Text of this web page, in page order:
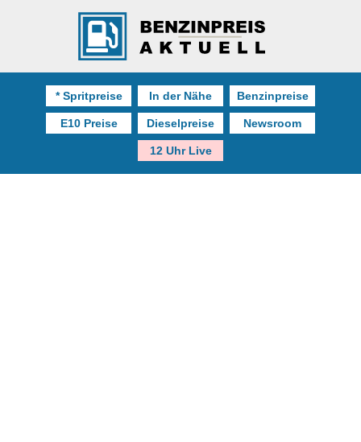
* Spritpreise In der Nähe Benzinpreise
E10 Preise Dieselpreise Newsroom
12 Uhr Live